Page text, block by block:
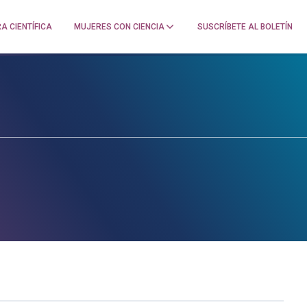
CIENTÍFICA MUJERES CON CIENCIA SUSCRÍBETE AL BOLETÍN